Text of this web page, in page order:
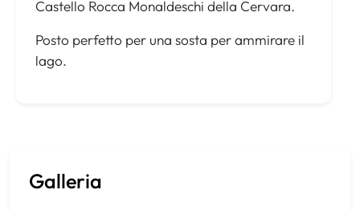
Castello Rocca Monaldeschi della Cervara.
Posto perfetto per una sosta per ammirare il
lago.
Galleria